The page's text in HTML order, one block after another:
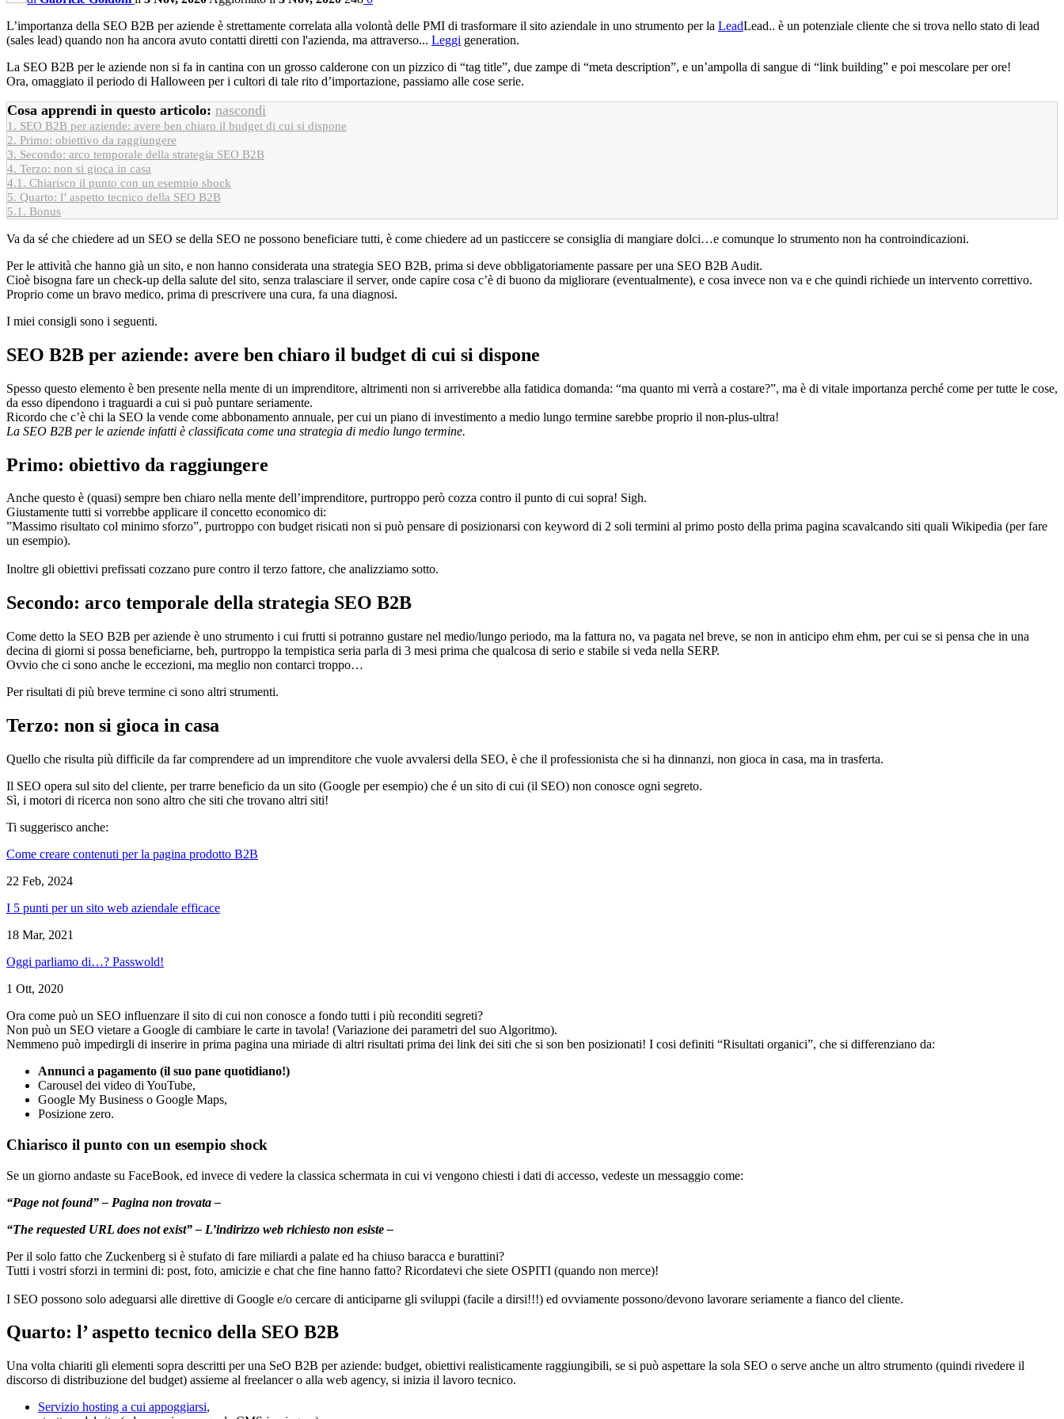
L’importanza della SEO B2B per aziende è strettamente correlata alla volontà delle PMI di trasformare il sito aziendale in uno strumento per la LeadLead.. è un potenziale cliente che si trova nello stato di lead
(sales lead) quando non ha ancora avuto contatti diretti con l'azienda, ma attraverso... Leggi generation.
La SEO B2B per le aziende non si fa in cantina con un grosso calderone con un pizzico di “tag title”, due zampe di “meta description”, e un’ampolla di sangue di “link building” e poi mescolare per ore!
Ora, omaggiato il periodo di Halloween per i cultori di tale rito d’importazione, passiamo alle cose serie.
Cosa apprendi in questo articolo: nascondi
1. SEO B2B per aziende: avere ben chiaro il budget di cui si dispone
2. Primo: obiettivo da raggiungere
3. Secondo: arco temporale della strategia SEO B2B
4. Terzo: non si gioca in casa
4.1. Chiarisco il punto con un esempio shock
5. Quarto: l’ aspetto tecnico della SEO B2B
5.1. Bonus
Va da sé che chiedere ad un SEO se della SEO ne possono beneficiare tutti, è come chiedere ad un pasticcere se consiglia di mangiare dolci…e comunque lo strumento non ha controindicazioni.
Per le attività che hanno già un sito, e non hanno considerata una strategia SEO B2B, prima si deve obbligatoriamente passare per una SEO B2B Audit.
Cioè bisogna fare un check-up della salute del sito, senza tralasciare il server, onde capire cosa c’è di buono da migliorare (eventualmente), e cosa invece non va e che quindi richiede un intervento correttivo.
Proprio come un bravo medico, prima di prescrivere una cura, fa una diagnosi.
I miei consigli sono i seguenti.
SEO B2B per aziende: avere ben chiaro il budget di cui si dispone
Spesso questo elemento è ben presente nella mente di un imprenditore, altrimenti non si arriverebbe alla fatidica domanda: “ma quanto mi verrà a costare?”, ma è di vitale importanza perché come per tutte le cose,
da esso dipendono i traguardi a cui si può puntare seriamente.
Ricordo che c’è chi la SEO la vende come abbonamento annuale, per cui un piano di investimento a medio lungo termine sarebbe proprio il non-plus-ultra!
La SEO B2B per le aziende infatti è classificata come una strategia di medio lungo termine.
Primo: obiettivo da raggiungere
Anche questo è (quasi) sempre ben chiaro nella mente dell’imprenditore, purtroppo però cozza contro il punto di cui sopra! Sigh.
Giustamente tutti si vorrebbe applicare il concetto economico di:
”Massimo risultato col minimo sforzo”, purtroppo con budget risicati non si può pensare di posizionarsi con keyword di 2 soli termini al primo posto della prima pagina scavalcando siti quali Wikipedia (per fare
un esempio).
Inoltre gli obiettivi prefissati cozzano pure contro il terzo fattore, che analizziamo sotto.
Secondo: arco temporale della strategia SEO B2B
Come detto la SEO B2B per aziende è uno strumento i cui frutti si potranno gustare nel medio/lungo periodo, ma la fattura no, va pagata nel breve, se non in anticipo ehm ehm, per cui se si pensa che in una
decina di giorni si possa beneficiarne, beh, purtroppo la tempistica seria parla di 3 mesi prima che qualcosa di serio e stabile si veda nella SERP.
Ovvio che ci sono anche le eccezioni, ma meglio non contarci troppo…
Per risultati di più breve termine ci sono altri strumenti.
Terzo: non si gioca in casa
Quello che risulta più difficile da far comprendere ad un imprenditore che vuole avvalersi della SEO, è che il professionista che si ha dinnanzi, non gioca in casa, ma in trasferta.
Il SEO opera sul sito del cliente, per trarre beneficio da un sito (Google per esempio) che é un sito di cui (il SEO) non conosce ogni segreto.
Sì, i motori di ricerca non sono altro che siti che trovano altri siti!
Ti suggerisco anche:
Come creare contenuti per la pagina prodotto B2B
22 Feb, 2024
I 5 punti per un sito web aziendale efficace
18 Mar, 2021
Oggi parliamo di…? Passwold!
1 Ott, 2020
Ora come può un SEO influenzare il sito di cui non conosce a fondo tutti i più reconditi segreti?
Non può un SEO vietare a Google di cambiare le carte in tavola! (Variazione dei parametri del suo Algoritmo).
Nemmeno può impedirgli di inserire in prima pagina una miriade di altri risultati prima dei link dei siti che si son ben posizionati! I cosi definiti “Risultati organici”, che si differenziano da:
Annunci a pagamento (il suo pane quotidiano!)
Carousel dei video di YouTube,
Google My Business o Google Maps,
Posizione zero.
Chiarisco il punto con un esempio shock
Se un giorno andaste su FaceBook, ed invece di vedere la classica schermata in cui vi vengono chiesti i dati di accesso, vedeste un messaggio come:
“Page not found” – Pagina non trovata –
“The requested URL does not exist” – L’indirizzo web richiesto non esiste –
Per il solo fatto che Zuckenberg si è stufato di fare miliardi a palate ed ha chiuso baracca e burattini?
Tutti i vostri sforzi in termini di: post, foto, amicizie e chat che fine hanno fatto? Ricordatevi che siete OSPITI (quando non merce)!
I SEO possono solo adeguarsi alle direttive di Google e/o cercare di anticiparne gli sviluppi (facile a dirsi!!!) ed ovviamente possono/devono lavorare seriamente a fianco del cliente.
Quarto: l’ aspetto tecnico della SEO B2B
Una volta chiariti gli elementi sopra descritti per una SeO B2B per aziende: budget, obiettivi realisticamente raggiungibili, se si può aspettare la sola SEO o serve anche un altro strumento (quindi rivedere il
discorso di distribuzione del budget) assieme al freelancer o alla web agency, si inizia il lavoro tecnico.
Servizio hosting a cui appoggiarsi,